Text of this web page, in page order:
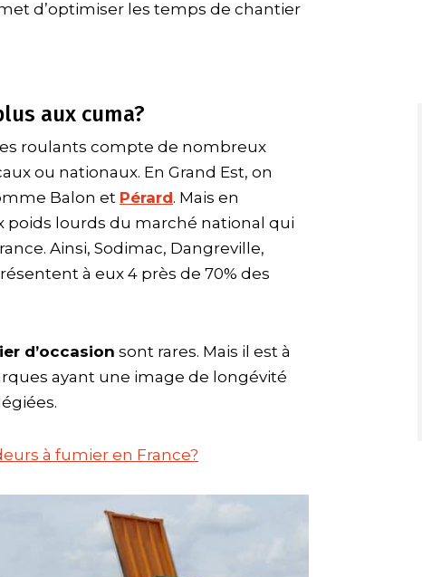
d’optimiser les temps de chantier
aux cuma?
roulants compte de nombreux
ou nationaux. En Grand Est, on
Balon et Pérard. Mais en
lourds du marché national qui
Ainsi, Sodimac, Dangreville,
à eux 4 près de 70% des
d’occasion sont rares. Mais il est à
ayant une image de longévité
à fumier en France?